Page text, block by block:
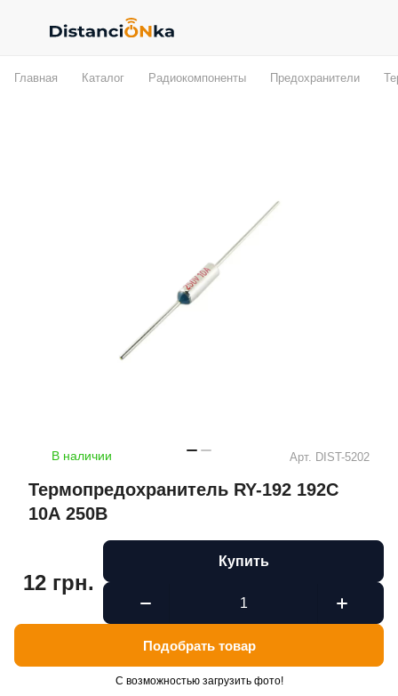
Главная Каталог Радиокомпоненты Предохранители
В наличии Арт. DIST-5202
Термопредохранитель RY-192 192C
10А 250В
12 грн.
Купить
Подобрать товар
С возможностью загрузить фото!